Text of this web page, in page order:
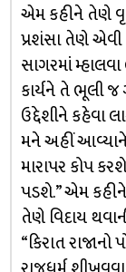
એમ કહીને તેણે
પ્રશંસા તેણે એવી
સાગરમાં
કાર્યને તે ભૂલી
ઉદ્દેશીને કહેવા
મને અહીં
મારાપર કોપ
પડશે.” એમ
તેણે વિદાય
“કિરાત રાજાનો